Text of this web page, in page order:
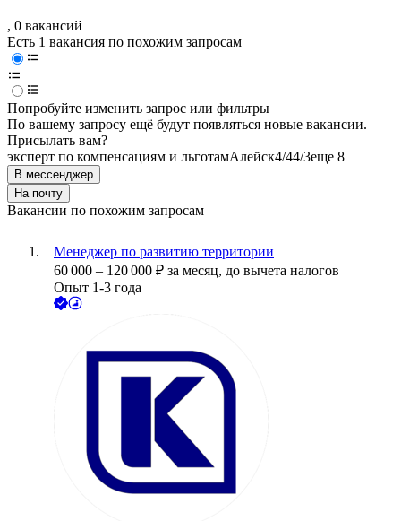
, 0 вакансий
Есть 1 вакансия по похожим запросам
Попробуйте изменить запрос или фильтры
По вашему запросу ещё будут появляться новые вакансии.
Присылать вам?
эксперт по компенсациям и льготамАлейск4/44/3еще 8
В мессенджер
На почту
Вакансии по похожим запросам
Менеджер по развитию территории
60 000 – 120 000 ₽ за месяц, до вычета налогов
Опыт 1-3 года